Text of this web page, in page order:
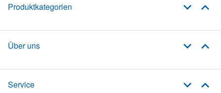
Produktkategorien
Über uns
Service